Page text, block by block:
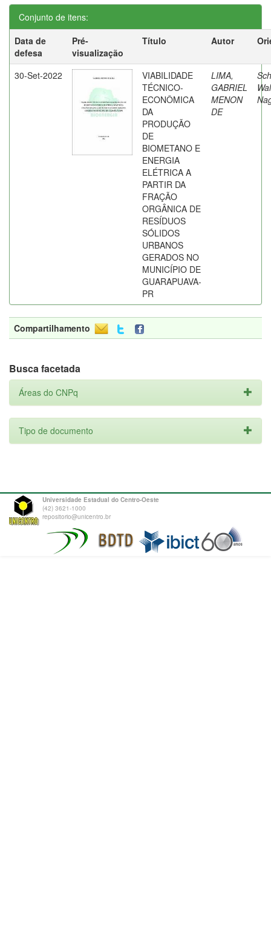
Conjunto de itens:
Data de
defesa
Pré-
visualização
Título Autor
30-Set-2022
VIABILIDADE
TÉCNICO-
ECONÔMICA
DA
PRODUÇÃO
DE
BIOMETANO E
ENERGIA
ELÉTRICA A
PARTIR DA
FRAÇÃO
ORGÂNICA DE
RESÍDUOS
SÓLIDOS
URBANOS
GERADOS NO
MUNICÍPIO DE
GUARAPUAVA-
PR
LIMA,
GABRIEL
MENON
DE
Compartilhamento
Busca facetada
Áreas do CNPq
Tipo de documento
Universidade Estadual do Centro-Oeste
(42) 3621-1000
repositorio@unicentro.br